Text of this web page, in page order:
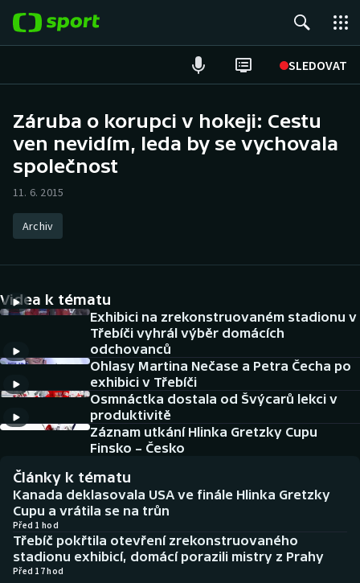
SLEDOVAT
Hokej
Atletika
DALŠÍ SPORTY
Americký fotbal
Baseball a softbal
Boby a skeleton
Box
Curling
NEPŘEHLÉDNĚTE
Historické návraty
Aplikace ČT sport
AZ kvíz
Záruba o korupci v hokeji: Cestu
ven nevidím, leda by se vychovala
společnost
11. 6. 2015
Archiv
Videa k tématu
Exhibici na zrekonstruovaném stadionu v
Třebíči vyhrál výběr domácích
odchovanců
Ohlasy Martina Nečase a Petra Čecha po
exhibici v Třebíči
Osmnáctka dostala od Švýcarů lekci v
produktivitě
Záznam utkání Hlinka Gretzky Cupu
Finsko – Česko
Články k tématu
Kanada deklasovala USA ve finále Hlinka Gretzky
Cupu a vrátila se na trůn
Před 1 hod
Třebíč pokřtila otevření zrekonstruovaného
stadionu exhibicí, domácí porazili mistry z Prahy
Před 17 hod